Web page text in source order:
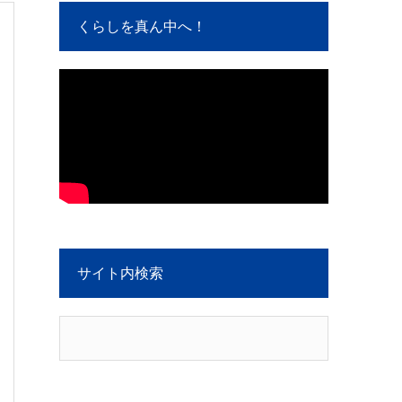
くらしを真ん中へ！
サイト内検索